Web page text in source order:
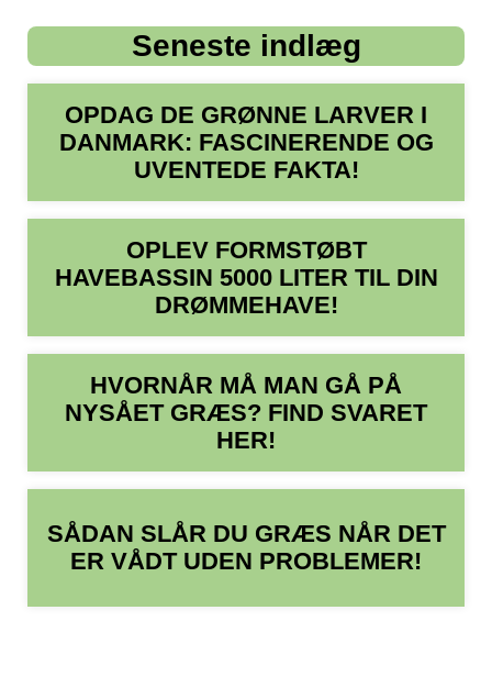
Seneste indlæg
OPDAG DE GRØNNE LARVER I
DANMARK: FASCINERENDE OG
UVENTEDE FAKTA!
OPLEV FORMSTØBT
HAVEBASSIN 5000 LITER TIL DIN
DRØMMEHAVE!
HVORNÅR MÅ MAN GÅ PÅ
NYSÅET GRÆS? FIND SVARET
HER!
SÅDAN SLÅR DU GRÆS NÅR DET
ER VÅDT UDEN PROBLEMER!